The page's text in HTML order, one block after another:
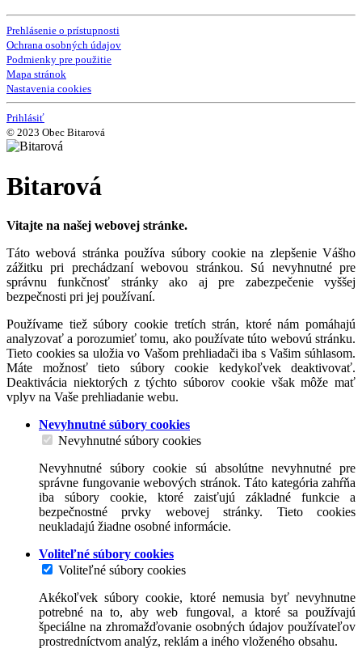
Prehlásenie o prístupnosti
Ochrana osobných údajov
Podmienky pre použitie
Mapa stránok
Nastavenia cookies
Prihlásiť
© 2023 Obec Bitarová
Bitarová
Vitajte na našej webovej stránke.
Táto webová stránka používa súbory cookie na zlepšenie Vášho
zážitku pri prechádzaní webovou stránkou. Sú nevyhnutné pre
správnu funkčnosť stránky ako aj pre zabezpečenie vyššej
bezpečnosti pri jej používaní.
Používame tiež súbory cookie tretích strán, ktoré nám pomáhajú
analyzovať a porozumieť tomu, ako používate túto webovú stránku.
Tieto cookies sa uložia vo Vašom prehliadači iba s Vašim súhlasom.
Máte možnosť tieto súbory cookie kedykoľvek deaktivovať.
Deaktivácia niektorých z týchto súborov cookie však môže mať
vplyv na Vaše prehliadanie webu.
Nevyhnutné súbory cookies
Nevyhnutné súbory cookies
Nevyhnutné súbory cookie sú absolútne nevyhnutné pre
správne fungovanie webových stránok. Táto kategória zahŕňa
iba súbory cookie, ktoré zaisťujú základné funkcie a
bezpečnostné prvky webovej stránky. Tieto cookies
neukladajú žiadne osobné informácie.
Voliteľné súbory cookies
Voliteľné súbory cookies
Akékoľvek súbory cookie, ktoré nemusia byť nevyhnutne
potrebné na to, aby web fungoval, a ktoré sa používajú
špeciálne na zhromažďovanie osobných údajov používateľov
prostredníctvom analýz, reklám a iného vloženého obsahu.